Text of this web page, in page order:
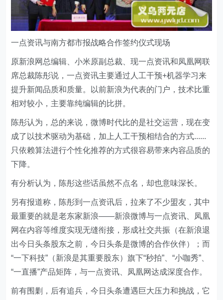
一点资讯与南方都市报战略合作签约仪式现场
原新浪网总编辑、小米原副总裁、现一点资讯和凤凰网联
席总裁陈彤说，一点资讯主要通过人工干预+机器学习来
提升新闻品质和质量。以前新浪为代表的门户，技术比重
相对较小，主要靠纯编辑的比拼。
陈彤认为，总的来说，微博时代比的是社交运营，现在变
成了以技术驱动为基础，加上人工干预相结合的方式......
只依赖算法进行个性化推荐的方式很容易带来内容品质的
下降。
有分析认为，陈彤这些话虽然不点名，却也意味深长。
另有报道称，陈彤到一点资讯后，拉来了不少盟友，其中
最重要的就是老东家新浪——新浪微博与一点资讯、凤凰
网在内容等维度实现无缝衔接，形成社交共振（在新浪退
出今日头条股东之前，今日头条是微博的合作伙伴）；而
“一下科技”（新浪是其重要股东）旗下“秒拍”、“小咖秀”、
“一直播”产品矩阵，与一点资讯、凤凰网达成深度合作。
前有围剿，后有追兵，今日头条遭遇巨大压力和挑战，它